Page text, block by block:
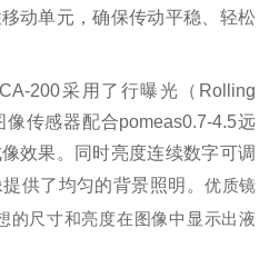
动单元，确保传动平稳、轻松
200采用了行曝光（Rolling
传感器配合pomeas0.7-4.5远
效果。同时亮度连续数字可调
供了均匀的背景照明。优质镜
的尺寸和亮度在图像中显示出液